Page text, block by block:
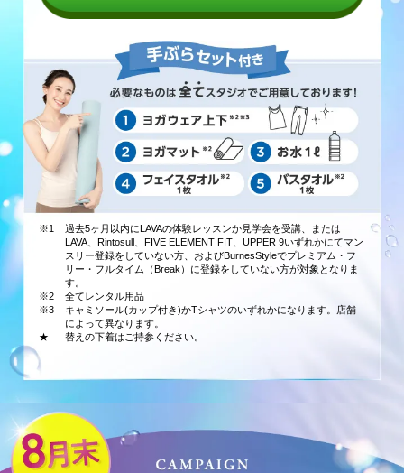
※1
過去5ヶ月以内にLAVAの体験レッスンか見学会を受講、または
LAVA、Rintosull、FIVE ELEMENT FIT、UPPER 9いずれかにてマン
スリー登録をしていない方、およびBurnesStyleでプレミアム・フ
リー・フルタイム（Break）に登録をしていない方が対象となりま
す。
※2
全てレンタル用品
※3
キャミソール(カップ付き)かTシャツのいずれかになります。店舗
によって異なります。
★
替えの下着はご持参ください。